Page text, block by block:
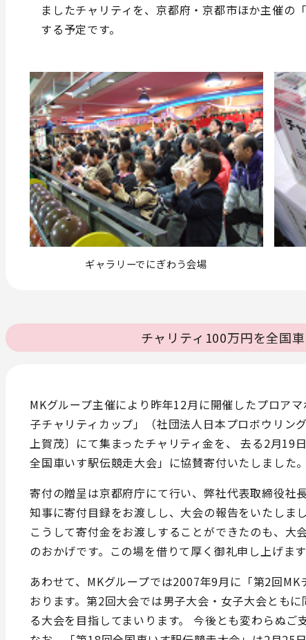
ましたチャリティを、京都府・京都市ほか主催の
する予定です。
ギャラリーでにぎわう会場
チャリティ100万円を全国
MKグループ主催により昨年12月に開催したプロア
子チャリティカップ」（社団法人日本プロボウリン
上賀茂〕にて集まったチャリティ金を、 去る2月19
全国車いす駅伝競走大会」に協賛寄付いたしました
寄付の贈呈は京都府庁にて行い、弊社代表取締役社
知事に寄付目録をお渡しし、大会の報告をいたしま
こうして寄付金をお渡しすることができたのも、大
のおかげです。この場を借りて厚く御礼申し上げま
あわせて、MKグループでは2007年9月に「第2回
おります。第2回大会では男子大会・女子大会とも
る大会を目指してまいります。 今後とも変わらぬ